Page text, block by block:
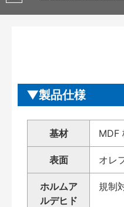
製品仕様
基材 MDF
表面 オレ
ホルムア
ルデヒド
規制